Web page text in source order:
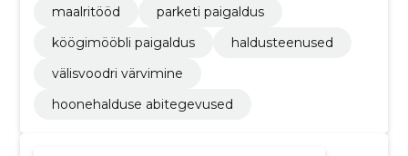
maalritööd
parketi paigaldus
köögimööbli paigaldus
haldusteenused
välisvoodri värvimine
hoonehalduse abitegevused